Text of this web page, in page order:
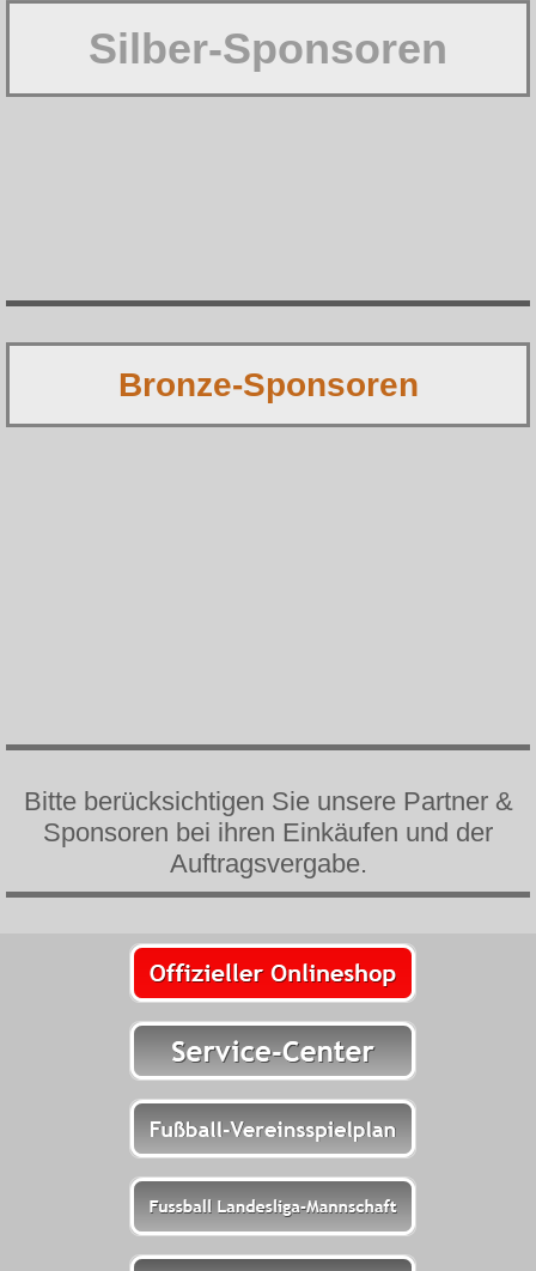
Silber-Sponsoren
Bronze-Sponsoren
Bitte berücksichtigen Sie unsere Partner &
Sponsoren bei ihren Einkäufen und der
Auftragsvergabe.